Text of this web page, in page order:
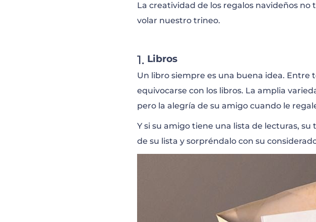
La creatividad de los regalos navideños
volar nuestro trineo.
Libros
Un libro siempre es una buena idea. Entre
equivocarse con los libros. La amplia
pero la alegría de su amigo cuando le
Y si su amigo tiene una lista de lecturas,
de su lista y sorpréndalo con su